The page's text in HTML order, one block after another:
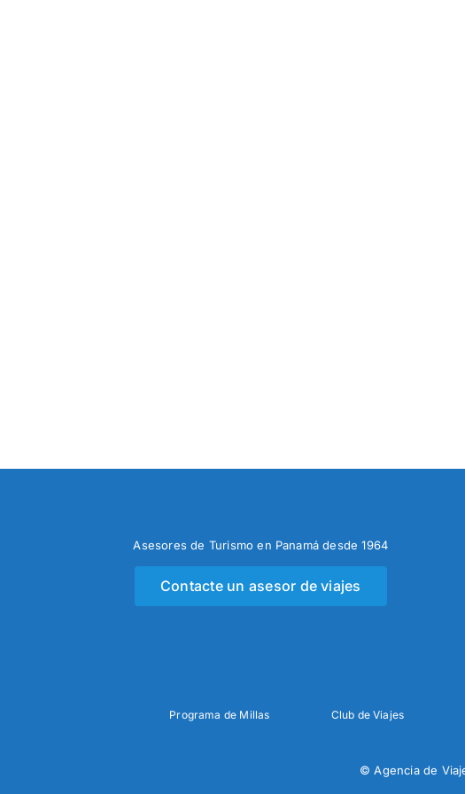
Asesores de Turismo en Panamá desde 1964
Contacte un asesor de viajes
Programa de Millas Club de Viajes
© Agencia de